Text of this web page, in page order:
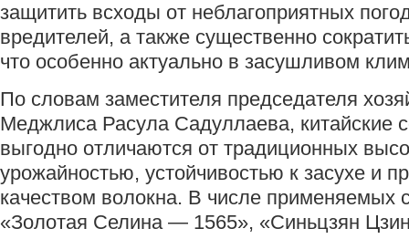
защитить всходы от неблагоприятных
вредителей, а также существенно
что особенно актуально в засушливом
По словам заместителя председателя
Меджлиса Расула Садуллаева, китайские
выгодно отличаются от традиционных
урожайностью, устойчивостью к засухе и
качеством волокна. В числе применяемых
«Золотая Селина — 1565», «Синьцзян